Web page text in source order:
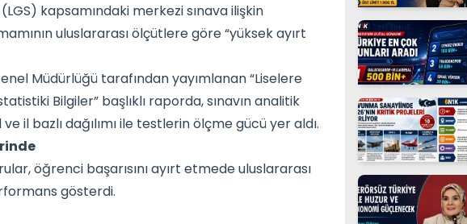
kapsamındaki merkezi sınava ilişkin
uluslararası ölçütlere göre “yüksek ayırt
Müdürlüğü tarafından yayımlanan “Liselere
Bilgiler” başlıklı raporda, sınavın analitik
bazlı dağılımı ile testlerin ölçme gücü yer aldı.
öğrenci başarısını ayırt etmede uluslararası
gösterdi.